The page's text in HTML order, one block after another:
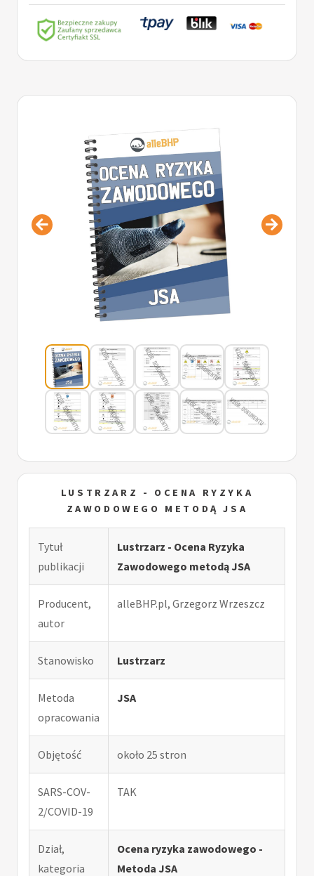
LUSTRZARZ - OCENA RYZYKA
ZAWODOWEGO METODĄ JSA
Tytuł
publikacji
Lustrzarz - Ocena Ryzyka
Zawodowego metodą JSA
Producent,
autor
alleBHP.pl, Grzegorz Wrzeszcz
Stanowisko Lustrzarz
Metoda
opracowania
JSA
Objętość około 25 stron
SARS-COV-
2/COVID-19
TAK
Dział,
kategoria
Ocena ryzyka zawodowego -
Metoda JSA